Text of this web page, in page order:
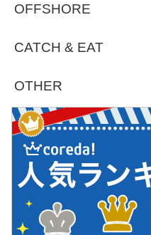
OFFSHORE
CATCH & EAT
OTHER